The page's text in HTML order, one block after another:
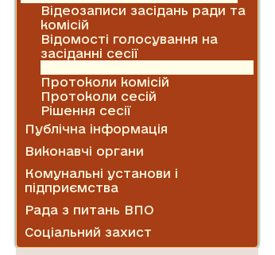
Відеозаписи засідань ради та
комісій
Відомості голосування на
засіданні сесії
Протоколи комісій
Протоколи сесій
Рішення сесії
Публічна інформація
Виконавчі органи
Комунальні установи і
підприємства
Рада з питань ВПО
Соціальний захист